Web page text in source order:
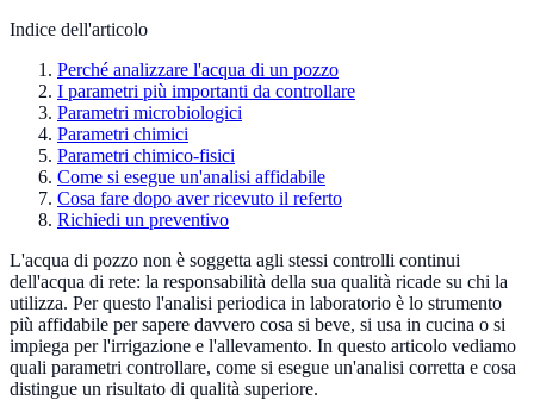
Indice dell'articolo
Perché analizzare l'acqua di un pozzo
I parametri più importanti da controllare
Parametri microbiologici
Parametri chimici
Parametri chimico-fisici
Come si esegue un'analisi affidabile
Cosa fare dopo aver ricevuto il referto
Richiedi un preventivo
L'acqua di pozzo non è soggetta agli stessi controlli continui
dell'acqua di rete: la responsabilità della sua qualità ricade su chi la
utilizza. Per questo l'analisi periodica in laboratorio è lo strumento
più affidabile per sapere davvero cosa si beve, si usa in cucina o si
impiega per l'irrigazione e l'allevamento. In questo articolo vediamo
quali parametri controllare, come si esegue un'analisi corretta e cosa
distingue un risultato di qualità superiore.